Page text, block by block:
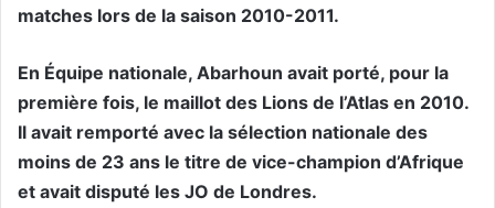
matches lors de la saison 2010-2011.
En Équipe nationale, Abarhoun avait porté, pour la
première fois, le maillot des Lions de l’Atlas en 2010.
Il avait remporté avec la sélection nationale des
moins de 23 ans le titre de vice-champion d’Afrique
et avait disputé les JO de Londres.